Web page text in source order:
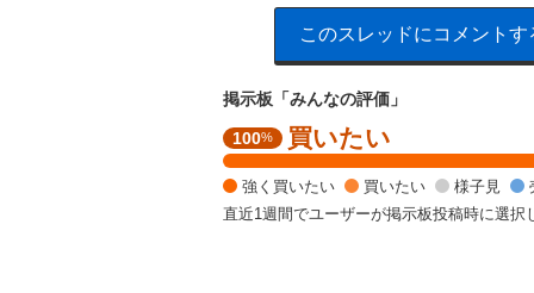
このスレッドにコメントす
掲示板「みんなの評価」
強
く
買
い
100% 買いたい
強く買いたい 買いたい 様子見
直近1週間でユーザーが掲示板投稿時に選